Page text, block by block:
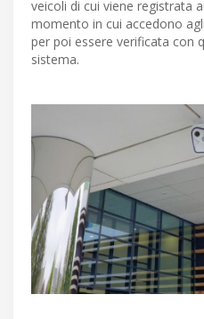
veicoli di cui viene registrata
momento in cui accedono
per poi essere verificata con
sistema.